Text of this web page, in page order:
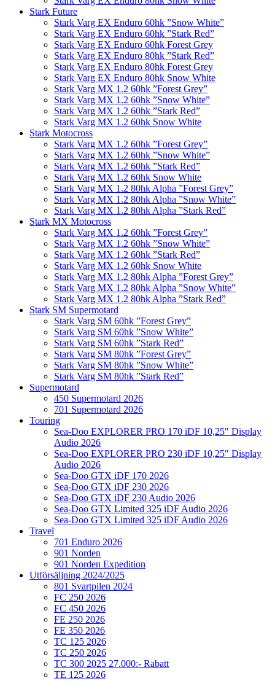
Stark Future
Stark Varg EX Enduro 60hk ”Snow White”
Stark Varg EX Enduro 60hk ”Stark Red”
Stark Varg EX Enduro 60hk Forest Grey
Stark Varg EX Enduro 80hk ”Stark Red”
Stark Varg EX Enduro 80hk Forest Grey
Stark Varg EX Enduro 80hk Snow White
Stark Varg MX 1.2 60hk ”Forest Grey”
Stark Varg MX 1.2 60hk ”Snow White”
Stark Varg MX 1.2 60hk ”Stark Red”
Stark Varg MX 1.2 60hk Snow White
Stark Motocross
Stark Varg MX 1.2 60hk ”Forest Grey”
Stark Varg MX 1.2 60hk ”Snow White”
Stark Varg MX 1.2 60hk ”Stark Red”
Stark Varg MX 1.2 60hk Snow White
Stark Varg MX 1.2 80hk Alpha ”Forest Grey”
Stark Varg MX 1.2 80hk Alpha ”Snow White”
Stark Varg MX 1.2 80hk Alpha ”Stark Red”
Stark MX Motocross
Stark Varg MX 1.2 60hk ”Forest Grey”
Stark Varg MX 1.2 60hk ”Snow White”
Stark Varg MX 1.2 60hk ”Stark Red”
Stark Varg MX 1.2 60hk Snow White
Stark Varg MX 1.2 80hk Alpha ”Forest Grey”
Stark Varg MX 1.2 80hk Alpha ”Snow White”
Stark Varg MX 1.2 80hk Alpha ”Stark Red”
Stark SM Supermotard
Stark Varg SM 60hk ”Forest Grey”
Stark Varg SM 60hk ”Snow White”
Stark Varg SM 60hk ”Stark Red”
Stark Varg SM 80hk ”Forest Grey”
Stark Varg SM 80hk ”Snow White”
Stark Varg SM 80hk ”Stark Red”
Supermotard
450 Supermotard 2026
701 Supermotard 2026
Touring
Sea-Doo EXPLORER PRO 170 iDF 10,25″ Display
Audio 2026
Sea-Doo EXPLORER PRO 230 iDF 10,25″ Display
Audio 2026
Sea-Doo GTX iDF 170 2026
Sea-Doo GTX iDF 230 2026
Sea-Doo GTX iDF 230 Audio 2026
Sea-Doo GTX Limited 325 iDF Audio 2026
Sea-Doo GTX Limited 325 iDF Audio 2026
Travel
701 Enduro 2026
901 Norden
901 Norden Expedition
Utförsäljning 2024/2025
801 Svartpilen 2024
FC 250 2026
FC 450 2026
FE 250 2026
FE 350 2026
TC 125 2026
TC 250 2026
TC 300 2025 27.000:- Rabatt
TE 125 2026